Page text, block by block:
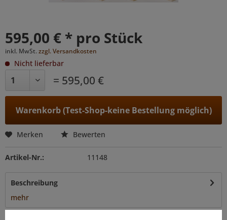
595,00 € * pro Stück
inkl. MwSt. zzgl. Versandkosten
Nicht lieferbar
= 595,00 €
Warenkorb (Test-Shop-keine Bestellung möglich)
Merken Bewerten
Artikel-Nr.: 11148
Beschreibung
mehr